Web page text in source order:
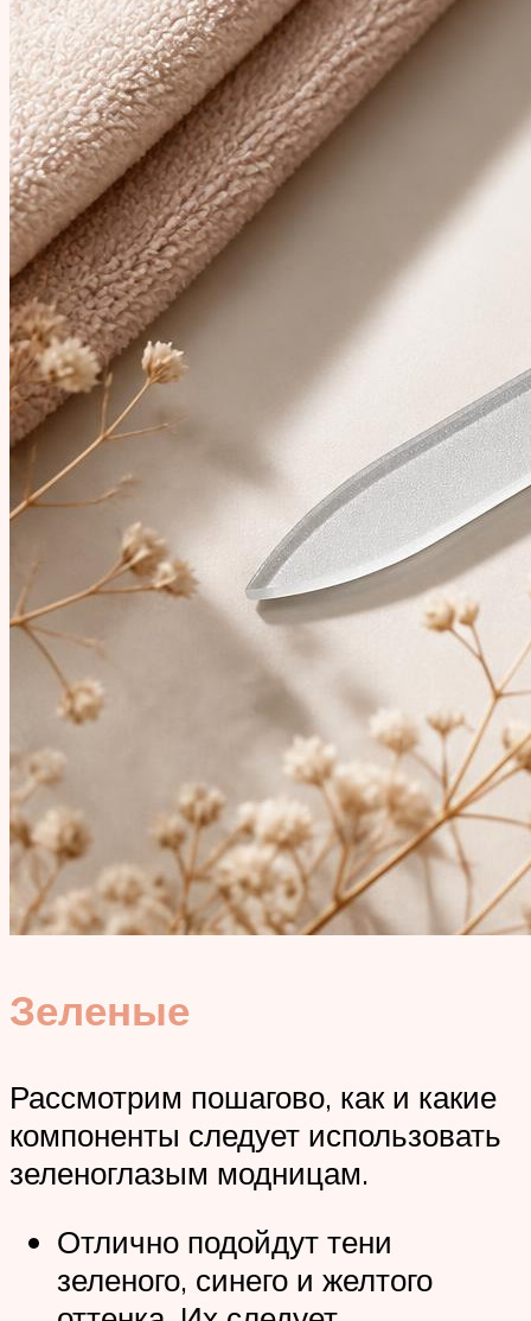
Зеленые
Рассмотрим пошагово, как и какие
компоненты следует использовать
зеленоглазым модницам.
Отлично подойдут тени
зеленого, синего и желтого